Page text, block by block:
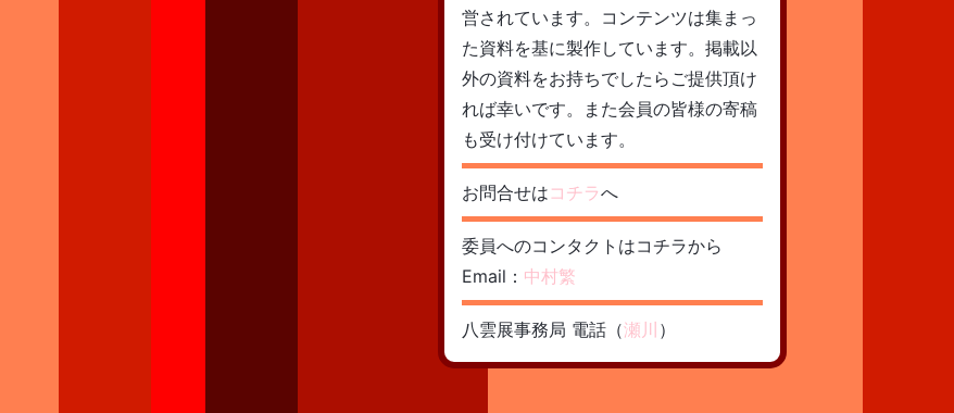
営されています。コンテンツは集まっ
た資料を基に製作しています。掲載以
外の資料をお持ちでしたらご提供頂け
れば幸いです。また会員の皆様の寄稿
も受け付けています。
お問合せはコチラへ
委員へのコンタクトはコチラから
Email： 中村繁
八雲展事務局 電話（瀬川 ）